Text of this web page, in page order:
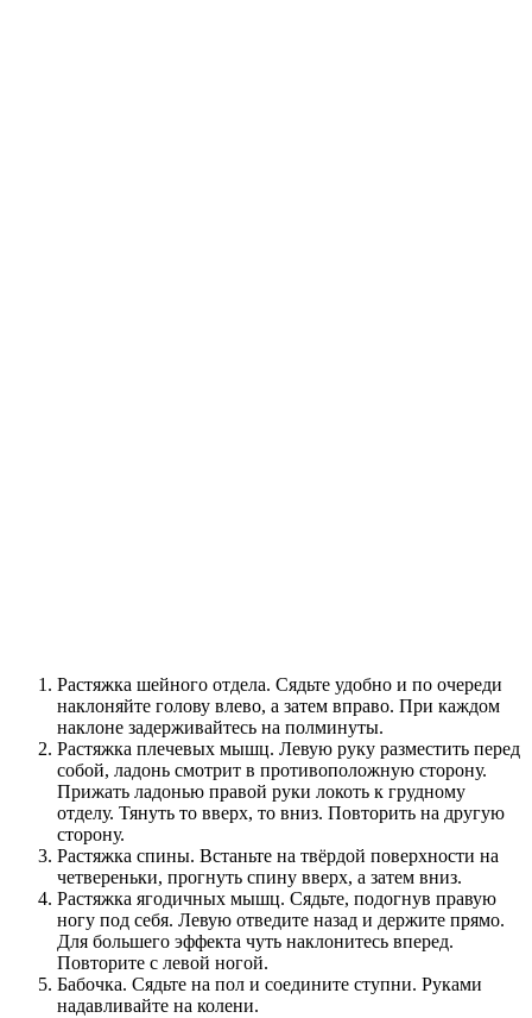
Растяжка шейного отдела. Сядьте удобно и по очереди
наклоняйте голову влево, а затем вправо. При каждом
наклоне задерживайтесь на полминуты.
Растяжка плечевых мышц. Левую руку разместить перед
собой, ладонь смотрит в противоположную сторону.
Прижать ладонью правой руки локоть к грудному
отделу. Тянуть то вверх, то вниз. Повторить на другую
сторону.
Растяжка спины. Встаньте на твёрдой поверхности на
четвереньки, прогнуть спину вверх, а затем вниз.
Растяжка ягодичных мышц. Сядьте, подогнув правую
ногу под себя. Левую отведите назад и держите прямо.
Для большего эффекта чуть наклонитесь вперед.
Повторите с левой ногой.
Бабочка. Сядьте на пол и соедините ступни. Руками
надавливайте на колени.